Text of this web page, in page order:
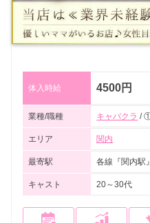
体入時給 4500円
業種/職種 キャバクラ /
エリア 関内
最寄駅 各線『関内駅
キャスト 20～30代